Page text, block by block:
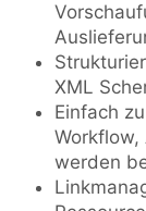
XML
Einfach
werden